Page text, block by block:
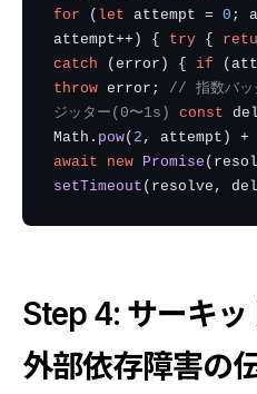
for ( let attempt = 0 ;
attempt++) { try {
catch (error) { if
throw error; // 指数バ
ジッター(0〜1s)
const
Math. pow( 2 , attempt) +
await new Promise
setTimeout (resolve,
Step 4: サーキ
外部依存障害の